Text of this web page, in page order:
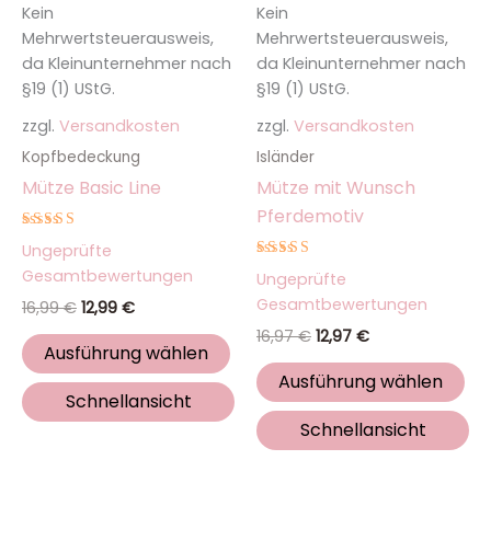
Kein
Mehrwertsteuerausweis,
da Kleinunternehmer nach
§19 (1) UStG.
zzgl. Versandkosten
Kopfbedeckung
Mütze Basic Line
Bewertet
mit
5.00
von 5
Ungeprüfte
Gesamtbewertungen
16,99€ 12,99 €
Ausführung wählen
können
der
Produktseite
gewählt
werden
Schnellansicht
Kein
Mehrwertsteuerausweis,
da Kleinunternehmer nach
§19 (1) UStG.
zzgl. Versandkosten
Isländer
Mütze mit Wunsch
Pferdemotiv
Bewertet
mit
5.00
von 5
Ungeprüfte
Gesamtbewertungen
16,97€ 12,97 €
Ausführung wählen
Schnellansicht